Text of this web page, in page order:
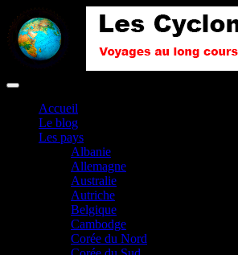
Accueil
Le blog
Les pays
Albanie
Allemagne
Australie
Autriche
Belgique
Cambodge
Corée du Nord